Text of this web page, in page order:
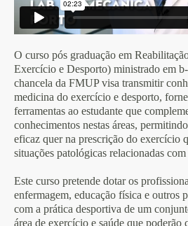
O curso pós graduação em
Exercício e Desporto) ministrado em
chancela da FMUP visa transmitir
medicina do exercício e desporto,
ferramentas ao estudante que
conhecimentos nestas áreas,
eficaz quer na prescrição do exercício
situações patológicas relacionadas
Este curso pretende dotar os
enfermagem, educação física e outros
com a prática desportiva de um
área de exercício e saúde que poderão